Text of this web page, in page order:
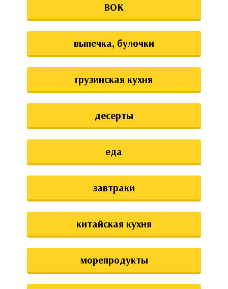
ВОК
выпечка, булочки
грузинская кухня
десерты
еда
завтраки
китайская кухня
морепродукты